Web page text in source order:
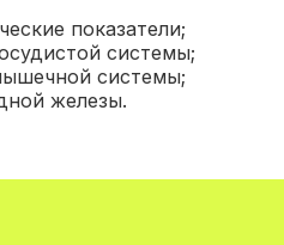
показатели;
системы;
системы;
железы.